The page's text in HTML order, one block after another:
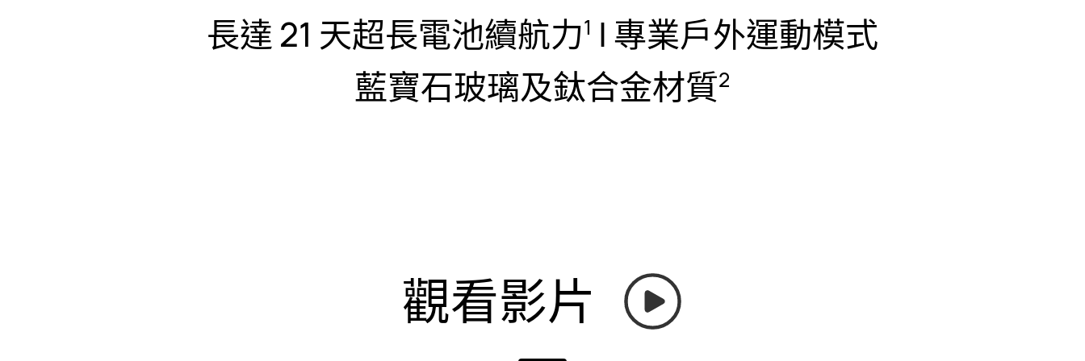
長達 21 天超長電池續航力1 | 專業戶外運動模式
藍寶石玻璃及鈦合金材質2
觀看影片